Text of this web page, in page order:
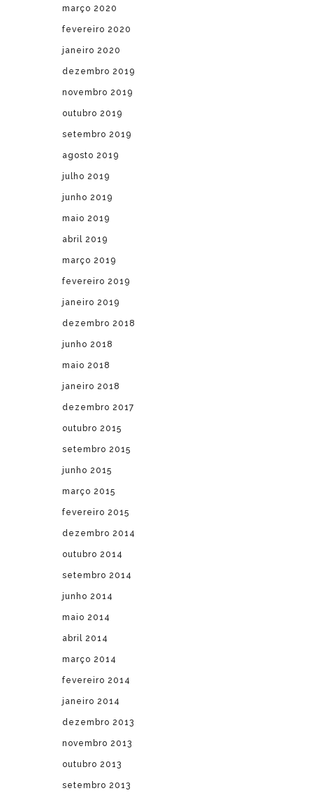
março 2020
fevereiro 2020
janeiro 2020
dezembro 2019
novembro 2019
outubro 2019
setembro 2019
agosto 2019
julho 2019
junho 2019
maio 2019
abril 2019
março 2019
fevereiro 2019
janeiro 2019
dezembro 2018
junho 2018
maio 2018
janeiro 2018
dezembro 2017
outubro 2015
setembro 2015
junho 2015
março 2015
fevereiro 2015
dezembro 2014
outubro 2014
setembro 2014
junho 2014
maio 2014
abril 2014
março 2014
fevereiro 2014
janeiro 2014
dezembro 2013
novembro 2013
outubro 2013
setembro 2013